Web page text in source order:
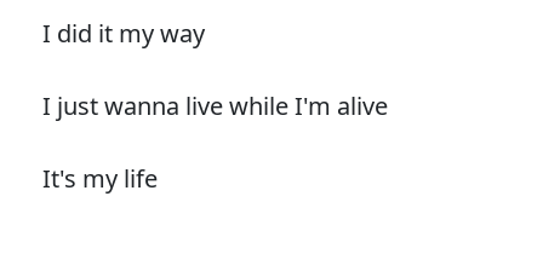
I did it my way
I just wanna live while I'm alive
It's my life